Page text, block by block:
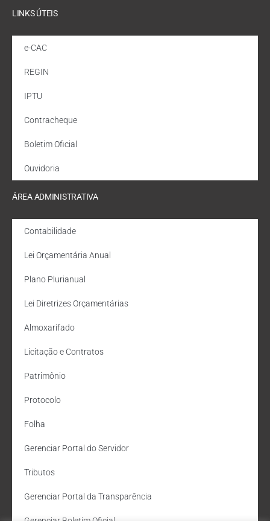
LINKS ÚTEIS
e-CAC
REGIN
IPTU
Contracheque
Boletim Oficial
Ouvidoria
ÁREA ADMINISTRATIVA
Contabilidade
Lei Orçamentária Anual
Plano Plurianual
Lei Diretrizes Orçamentárias
Almoxarifado
Licitação e Contratos
Patrimônio
Protocolo
Folha
Gerenciar Portal do Servidor
Tributos
Gerenciar Portal da Transparência
Gerenciar Boletim Oficial